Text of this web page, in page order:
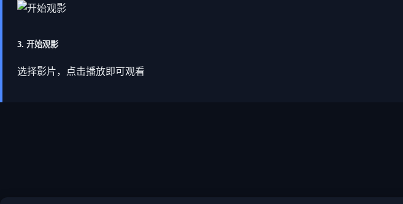
3. 开始观影
选择影片，点击播放即可观看